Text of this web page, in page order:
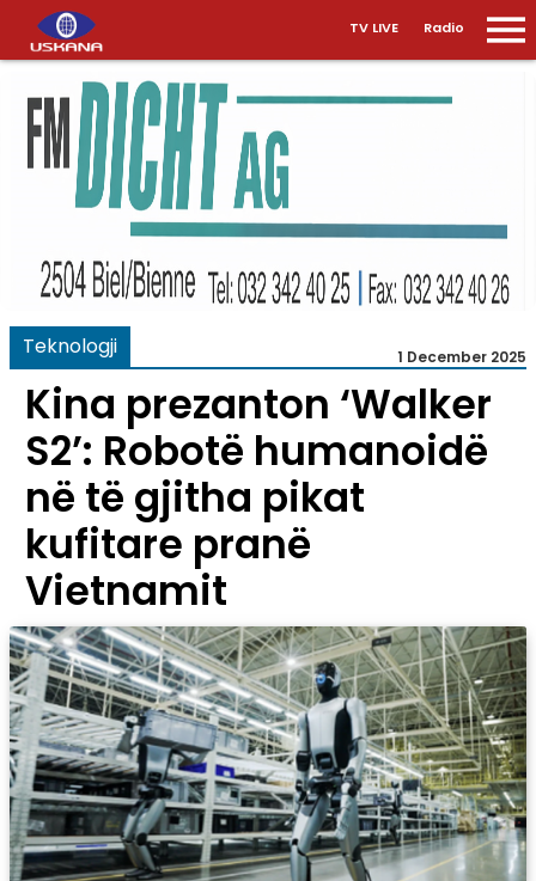
TV LIVE Radio
Teknologji 1 December 2025
Kina prezanton ‘Walker
S2’: Robotë humanoidë
në të gjitha pikat
kufitare pranë
Vietnamit